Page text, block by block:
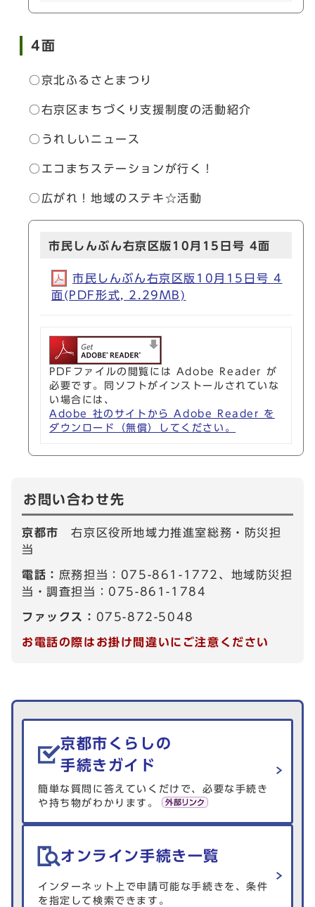
4面
○京北ふるさとまつり
○右京区まちづくり支援制度の活動紹介
○うれしいニュース
○エコまちステーションが行く！
○広がれ！地域のステキ☆活動
市民しんぶん右京区版10月15日号 4面
市民しんぶん右京区版10月15日号 4
面(PDF形式, 2.29MB)
PDFファイルの閲覧には Adobe Reader が
必要です。同ソフトがインストールされていな
い場合には、
Adobe 社のサイトから Adobe Reader を
ダウンロード（無償）してください。
お問い合わせ先
京都市右京区役所地域力推進室総務・防災担
当
電話： 庶務担当：075-861-1772、地域防災担
当・調査担当：075-861-1784
ファックス： 075-872-5048
お電話の際はお掛け間違いにご注意ください
生活情報を探す
京都市くらしの
手続きガイド
簡単な質問に答えていくだけで、必要な手続き
や持ち物がわかります。
オンライン手続き一覧
インターネット上で申請可能な手続きを、条件
を指定して検索できます。